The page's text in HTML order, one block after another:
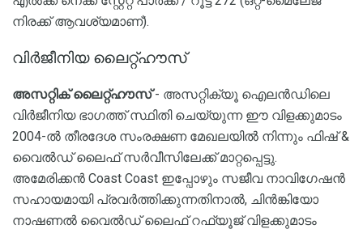
നിരക്ക് ആവശ്യമാണ്).
വിർജീനിയ ലൈറ്റ്ഹൗസ്
അസറ്റിക് ലൈറ്റ്ഹൗസ്- അസറ്റിക്യൂ ഐലൻഡിലെ
വിർജീനിയ ഭാഗത്ത് സ്ഥിതി ചെയ്യുന്ന ഈ വിളക്കുമാടം
2004-ൽ തീരദേശ സംരക്ഷണ മേഖലയിൽ നിന്നും ഫിഷ് &
വൈൽഡ് ലൈഫ് സർവീസിലേക്ക് മാറ്റപ്പെട്ടു.
അമേരിക്കൻ Coast Coast ഇപ്പോഴും സജീവ നാവിഗേഷൻ
സഹായമായി പ്രവർത്തിക്കുന്നതിനാൽ, ചിൻങ്കിയോ
നാഷണൽ വൈൽഡ് ലൈഫ് റഫ്യൂജ് വിളക്കുമാടം